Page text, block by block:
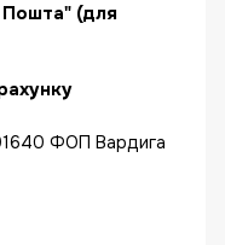
Пошта" (для
ФОП Вардига